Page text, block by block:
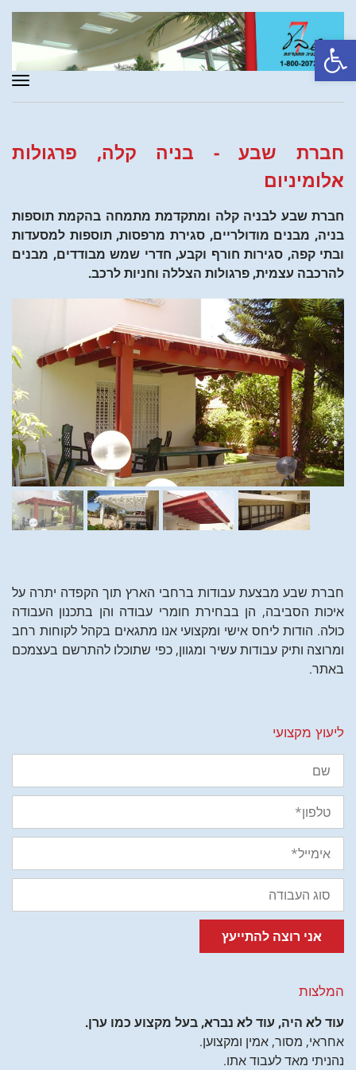
פתח סרגל נגישות
חברת שבע - בניה קלה, פרגולות
אלומיניום
חברת שבע לבניה קלה ומתקדמת מתמחה בהקמת תוספות
בניה, מבנים מודולריים, סגירת מרפסות, תוספות למסעדות
ובתי קפה, סגירות חורף וקבע, חדרי שמש מבודדים, מבנים
להרכבה עצמית, פרגולות הצללה וחניות לרכב.
חברת שבע מבצעת עבודות ברחבי הארץ תוך הקפדה יתרה על
איכות הסביבה, הן בבחירת חומרי עבודה והן בתכנון העבודה
כולה. הודות ליחס אישי ומקצועי אנו מתגאים בקהל לקוחות רחב
ומרוצה ותיק עבודות עשיר ומגוון, כפי שתוכלו להתרשם בעצמכם
באתר.
ליעוץ מקצועי
שם
טלפון
אימייל
סוג
העבודה
אני רוצה להתייעץ
המלצות
עוד לא היה, עוד לא נברא, בעל מקצוע כמו ערן.
אחראי, מסור, אמין ומקצוען.
נהניתי מאד לעבוד אתו.